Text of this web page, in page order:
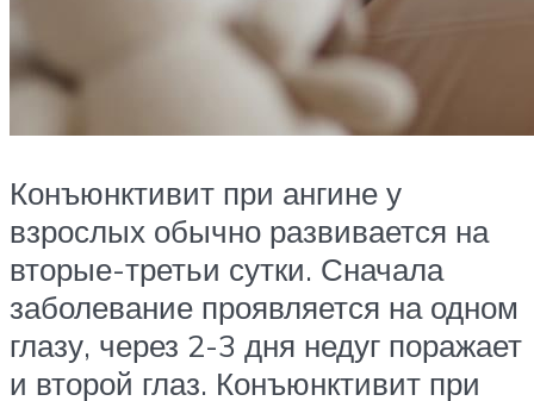
Конъюнктивит при ангине у
взрослых обычно развивается на
вторые-третьи сутки. Сначала
заболевание проявляется на одном
глазу, через 2-3 дня недуг поражает
и второй глаз. Конъюнктивит при